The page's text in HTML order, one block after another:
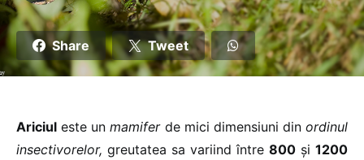
Share Tweet
Ariciul este unmamiferde mici dimensiuni din ordinul
insectivorelor, greutatea sa variind între 800 şi 1200